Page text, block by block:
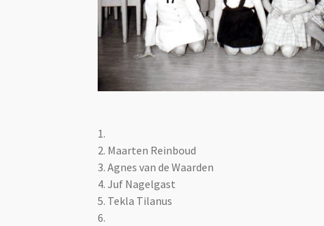
1.
2. Maarten Reinboud
3. Agnes van de Waarden
4. Juf Nagelgast
5. Tekla Tilanus
6.